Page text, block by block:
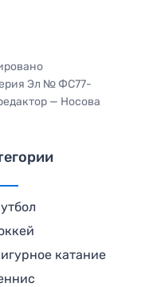
Эл № ФС77-
— Носова
катание